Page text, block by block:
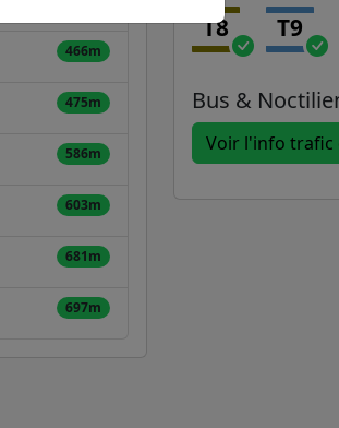
466m
475m
586m
603m
681m
697m
T8 T9
Bus &
Voir l'info trafic